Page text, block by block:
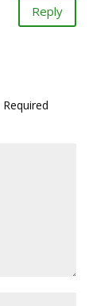
Reply
Required